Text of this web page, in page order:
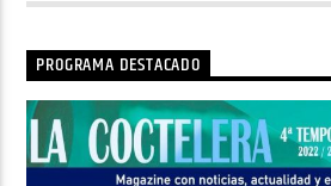
PROGRAMA DESTACADO